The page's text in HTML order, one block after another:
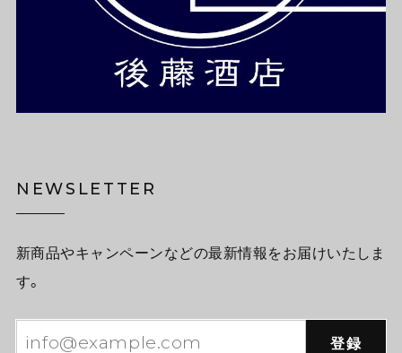
NEWSLETTER
新商品やキャンペーンなどの最新情報をお届けいたしま
す。
登録